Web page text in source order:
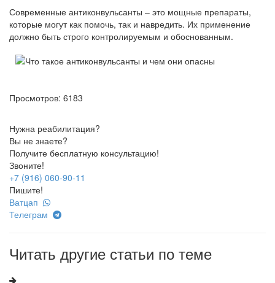
Современные антиконвульсанты – это мощные препараты,
которые могут как помочь, так и навредить. Их применение
должно быть строго контролируемым и обоснованным.
Просмотров: 6183
Нужна реабилитация?
Вы не знаете?
Получите бесплатную консультацию!
Звоните!
+7 (916) 060-90-11
Пишите!
Ватцап
Телеграм
Читать другие статьи по теме